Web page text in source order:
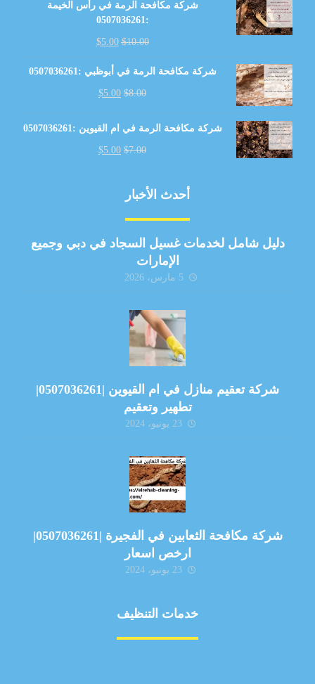
شركة مكافحة الرمة في رأس الخيمة
:0507036261
$10.00
$5.00
شركة مكافحة الرمة في أبوظبي :0507036261
$8.00
$5.00
شركة مكافحة الرمة في ام القيوين :0507036261
$7.00
$5.00
أحدث الأخبار
دليل شامل لخدمات غسيل السجاد في دبي وجميع
الإمارات
5 مارس، 2026
شركة تعقيم منازل في ام القيوين |0507036261|
تطهير وتعقيم
23 يونيو، 2024
شركة مكافحة الثعابين في الفجيرة |0507036261|
ارخص اسعار
23 يونيو، 2024
خدمات التنظيف